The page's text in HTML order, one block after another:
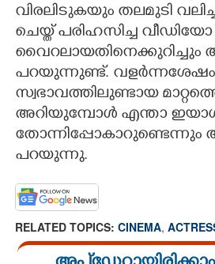
വിരലിടുകയും തലമുടി
ചെയ്ത് പരിഹസിച്ച വീഡിയോ
വൈറലായതിനെക്കുറിച്ചും
പറയുന്നുണ്ട്. വളർന്നശേഷം
സ്വഭാവത്തിലുണ്ടായ
അറിയുമ്പോൾ എന്താ
പറയുന്നു.
RELATED TOPICS: CINEMA,